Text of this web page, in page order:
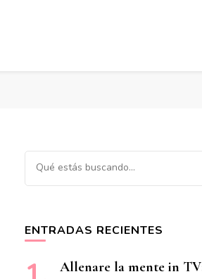
¿Buscas algo?
ENTRADAS RECIENTES
Allenare la mente in